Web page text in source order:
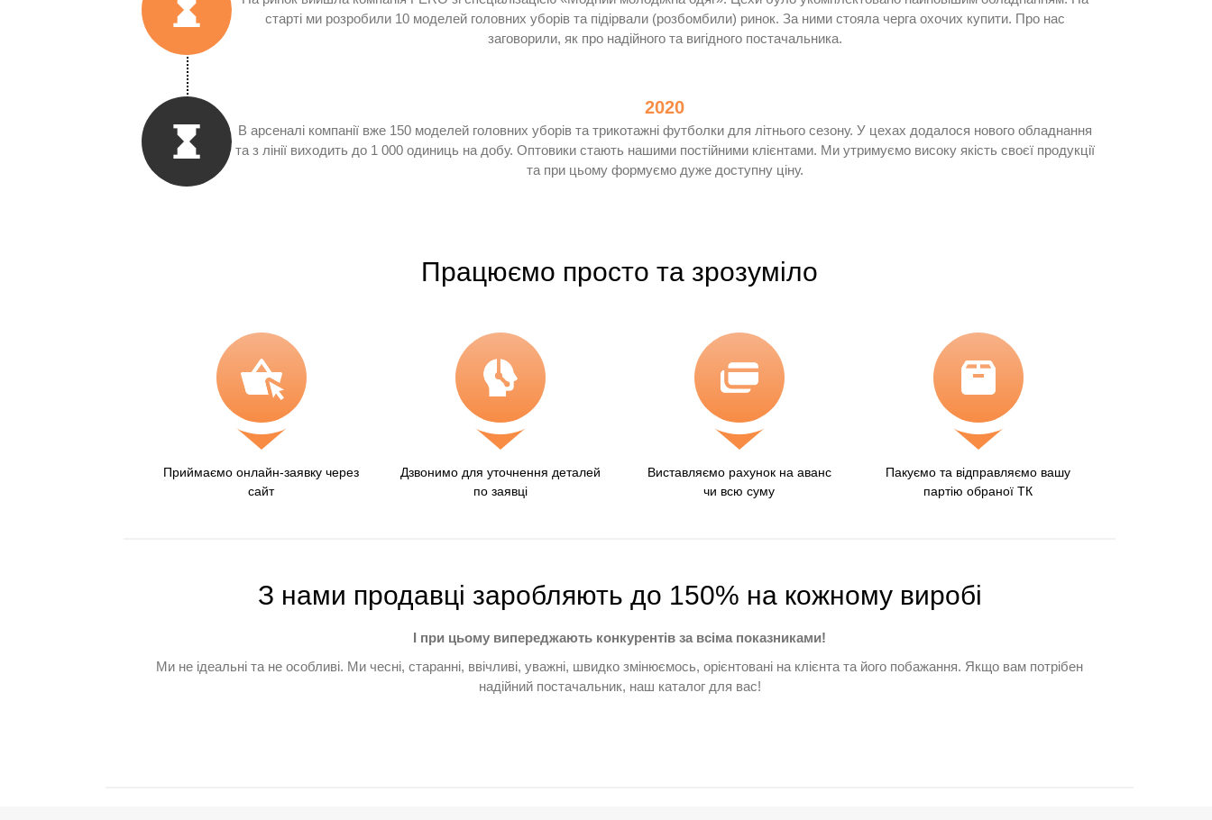
старті ми розробили 10 моделей головних уборів та підірвали (розбомбили) ринок. За ними стояла черга охочих купити. Про нас
заговорили, як про надійного та вигідного постачальника.
2020
В арсеналі компанії вже 150 моделей головних уборів та трикотажні футболки для літнього сезону. У цехах додалося нового обладнання
та з лінії виходить до 1 000 одиниць на добу. Оптовики стають нашими постійними клієнтами. Ми утримуємо високу якість своєї продукції
та при цьому формуємо дуже доступну ціну.
Працюємо просто та зрозуміло
Приймаємо онлайн-заявку через
сайт
Дзвонимо для уточнення деталей
по заявці
Виставляємо рахунок на аванс
чи всю суму
Пакуємо та відправляємо вашу
партію обраної ТК
З нами продавці заробляють до 150% на кожному виробі
І при цьому випереджають конкурентів за всіма показниками!
Ми не ідеальні та не особливі. Ми чесні, старанні, ввічливі, уважні, швидко змінюємось, орієнтовані на клієнта та його побажання. Якщо вам потрібен
надійний постачальник, наш каталог для вас!